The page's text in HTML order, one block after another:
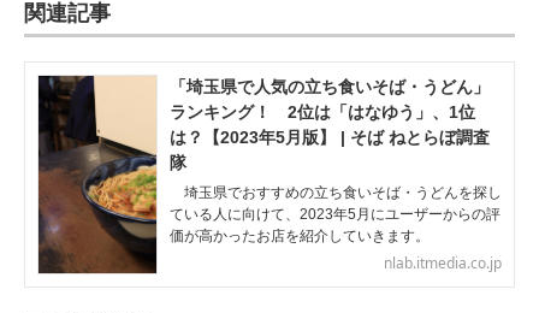
関連記事
「埼玉県で人気の立ち食いそば・うどん」
ランキング！ 2位は「はなゆう」、1位
は？【2023年5月版】 | そば ねとらぼ調査
隊
埼玉県でおすすめの立ち食いそば・うどんを探し
ている人に向けて、2023年5月にユーザーからの評
価が高かったお店を紹介していきます。
nlab.itmedia.co.jp